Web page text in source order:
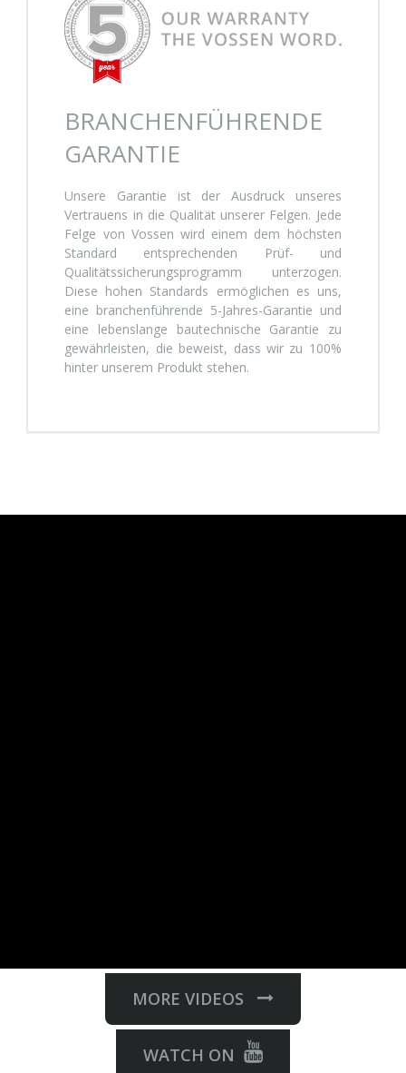
BRANCHENFÜHRENDE
GARANTIE
Unsere Garantie ist der Ausdruck unseres
Vertrauens in die Qualität unserer Felgen. Jede
Felge von Vossen wird einem dem höchsten
Standard entsprechenden Prüf- und
Qualitätssicherungsprogramm unterzogen.
Diese hohen Standards ermöglichen es uns,
eine branchenführende 5-Jahres-Garantie und
eine lebenslange bautechnische Garantie zu
gewährleisten, die beweist, dass wir zu 100%
hinter unserem Produkt stehen.
MORE VIDEOS
WATCH ON